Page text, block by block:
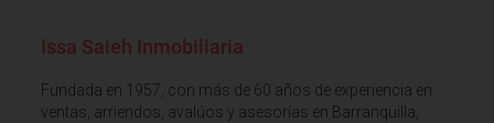
Issa Saieh Inmobiliaria
Fundada en 1957, con más de 60 años de experiencia en
ventas, arriendos, avalúos y asesorías en Barranquilla,